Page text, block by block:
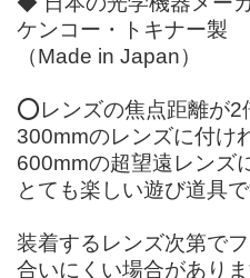
ケンコー・トキナー製
（Made in Japan）
⭕️レンズの焦点距離が2
300mmのレンズに付け
600mmの超望遠レンズ
とても楽しい遊び道具で
装着するレンズ次第で
合いにくい場合がありま